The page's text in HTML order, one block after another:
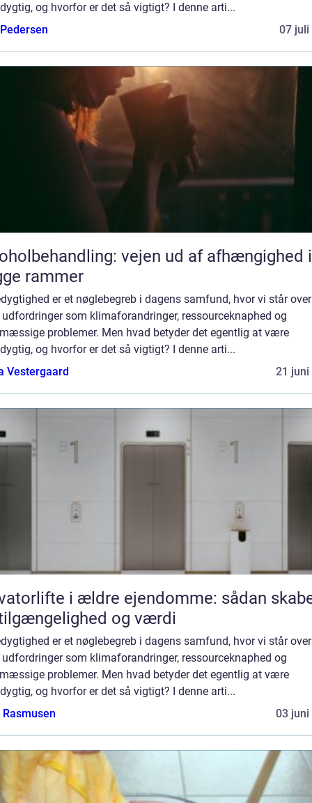
og hvorfor er det så vigtigt? I denne arti...
07 juli
vejen ud af afhængighed i
rammer
er et nøglebegreb i dagens samfund, hvor vi står
som klimaforandringer, ressourceknaphed og
problemer. Men hvad betyder det egentlig at være
og hvorfor er det så vigtigt? I denne arti...
Vestergaard
21 juni
i ældre ejendomme: sådan
og værdi
er et nøglebegreb i dagens samfund, hvor vi står
som klimaforandringer, ressourceknaphed og
problemer. Men hvad betyder det egentlig at være
og hvorfor er det så vigtigt? I denne arti...
03 juni